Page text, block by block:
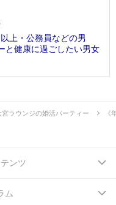
以上・公務員などの男
と健康に過ごしたい男女
宮ラウンジの婚活パーティー 《
ンツ
ム